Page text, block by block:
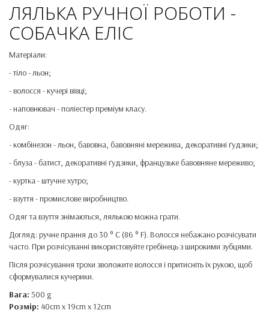
ЛЯЛЬКА РУЧНОЇ РОБОТИ -
СОБАЧКА ЕЛІС
Матеріали:
- тіло - льон;
- волосся - кучері вівці;
- наповнювач - поліестер преміум класу.
Одяг:
- комбінезон - льон, бавовна, бавовняні мережива, декоративні ґудзики;
- блуза - батист, декоративні ґудзики, французьке бавовняне мереживо;
- куртка - штучне хутро;
- взуття - промислове виробництво.
Одяг та взуття знімаються, лялькою можна грати.
Догляд: ручне прання до 30 ° C (86 ° F). Волосся небажано розчісувати
часто. При розчісуванні використовуйте гребінець з широкими зубцями.
Після розчісування трохи зволожите волосся і притисніть їх рукою, щоб
сформувалися кучерики.
Вага: 500 g
Розмір: 40cm x 19cm x 12cm